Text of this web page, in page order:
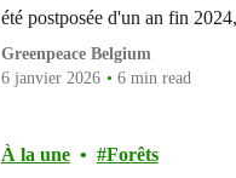
été postposée d'un an fin
Greenpeace Belgium
6 janvier 2026
6 min read
À la une Forêts